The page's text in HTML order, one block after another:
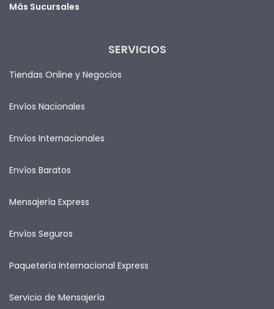
Más Sucursales
SERVICIOS
Tiendas Online y Negocios
Envíos Nacionales
Envíos Internacionales
Envíos Baratos
Mensajería Express
Envíos Seguros
Paquetería Internacional Express
Servicio de Mensajería